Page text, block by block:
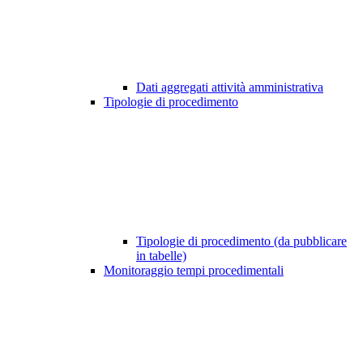
Dati aggregati attività amministrativa
Tipologie di procedimento
Tipologie di procedimento (da pubblicare
in tabelle)
Monitoraggio tempi procedimentali